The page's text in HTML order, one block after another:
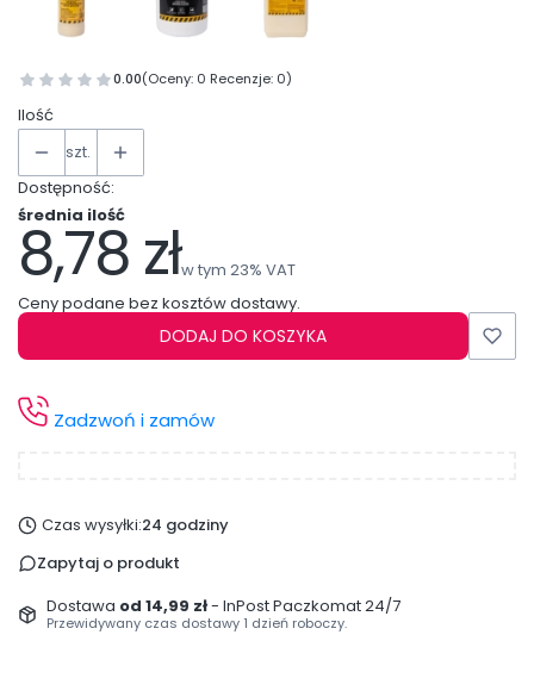
0.00(Oceny: 0 Recenzje: 0)
Ilość
szt.
Dostępność:
średnia ilość
Cena
8,78 złw tym 23% VAT
w tym 23% VAT
Ceny podane bez kosztów dostawy.
DODAJ DO KOSZYKA
Zadzwoń i zamów
Czas wysyłki:24 godziny
Zapytaj o produkt
Dostawa od 14,99 zł- InPost Paczkomat 24/7
Przewidywany czas dostawy 1 dzień roboczy.